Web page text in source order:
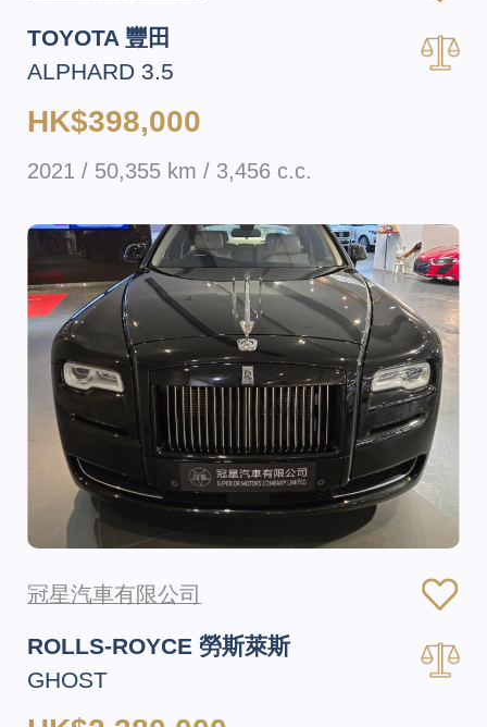
TOYOTA 豐田
ALPHARD 3.5
HK$398,000
2021 / 50,355 km / 3,456 c.c.
冠星汽車有限公司
ROLLS-ROYCE 勞斯萊斯
GHOST